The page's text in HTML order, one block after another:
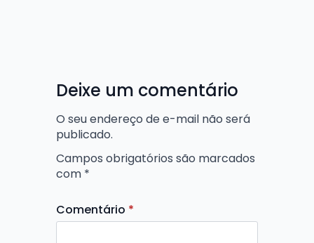
Deixe um comentário
O seu endereço de e-mail não será
publicado.
Campos obrigatórios são marcados
com *
Comentário *